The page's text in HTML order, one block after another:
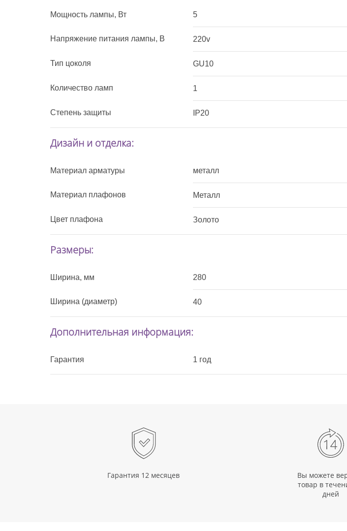
Мощность лампы, Вт 5
Напряжение питания лампы, В 220v
Тип цоколя GU10
Количество ламп 1
Степень защиты IP20
Дизайн и отделка:
Материал арматуры металл
Материал плафонов Металл
Цвет плафона Золото
Размеры:
Ширина, мм 280
Ширина (диаметр) 40
Дополнительная информация:
Гарантия 1 год
Гарантия 12 месяцев
Вы можете
товар в
дней